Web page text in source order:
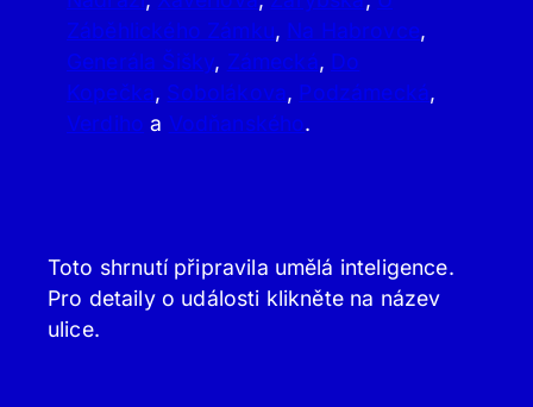
Záběhlického Zámku, Na Habrovce,
Generála Šišky, Zámecká, Do
Kopečka, Sobolákova, Podzámecká,
Verdiho a Vodňanského.
Toto shrnutí připravila umělá inteligence.
Pro detaily o události klikněte na název
ulice.